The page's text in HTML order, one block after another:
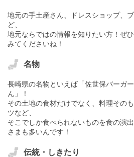
地元の手土産さん、ドレスショップ、
ど、
地元ならではの情報を知りたい方！ぜ
みてくださいね！
名物
長崎県の名物といえば「佐世保バーガ
ん」！
その土地の食材だけでなく、料理その
ツなど、
そこでしか食べられないものを食の演
さまも多いんです！
伝統・しきたり